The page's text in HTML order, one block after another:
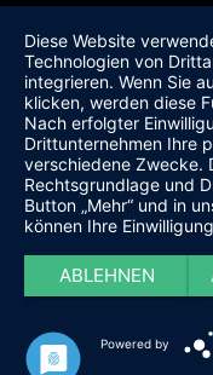
Diese Website
Technologien von
integrieren. Wenn Sie
klicken, werden diese
Nach erfolgter
Drittunternehmen Ihre
verschiedene Zwecke.
Rechtsgrundlage und
Button „Mehr“ und in
können Ihre
ABLEHNEN
Powered by